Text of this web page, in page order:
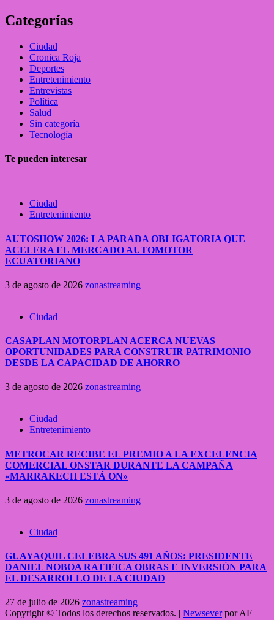
Categorías
Ciudad
Cronica Roja
Deportes
Entretenimiento
Entrevistas
Política
Salud
Sin categoría
Tecnología
Te pueden interesar
Ciudad
Entretenimiento
AUTOSHOW 2026: LA PARADA OBLIGATORIA QUE
ACELERA EL MERCADO AUTOMOTOR
ECUATORIANO
3 de agosto de 2026 zonastreaming
Ciudad
CASAPLAN MOTORPLAN ACERCA NUEVAS
OPORTUNIDADES PARA CONSTRUIR PATRIMONIO
DESDE LA CAPACIDAD DE AHORRO
3 de agosto de 2026 zonastreaming
Ciudad
Entretenimiento
METROCAR RECIBE EL PREMIO A LA EXCELENCIA
COMERCIAL ONSTAR DURANTE LA CAMPAÑA
«MARRAKECH ESTÁ ON»
3 de agosto de 2026 zonastreaming
Ciudad
GUAYAQUIL CELEBRA SUS 491 AÑOS: PRESIDENTE
DANIEL NOBOA RATIFICA OBRAS E INVERSIÓN PARA
EL DESARROLLO DE LA CIUDAD
27 de julio de 2026 zonastreaming
Copyright © Todos los derechos reservados. | Newseverpor AF